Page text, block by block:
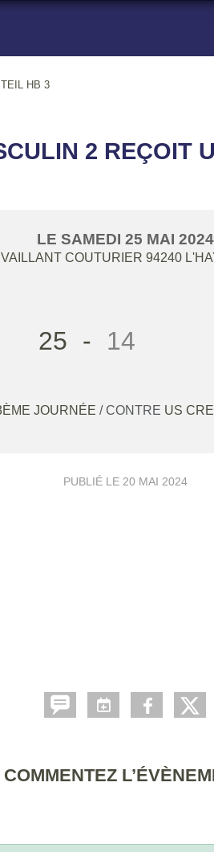
HB 3
2 REÇOIT
LE SAMEDI 25 MAI 2024
COUTURIER 94240
25 - 14
JOURNÉE / CONTRE US
PUBLIÉ LE 20 MAI 2024
COMMENTEZ